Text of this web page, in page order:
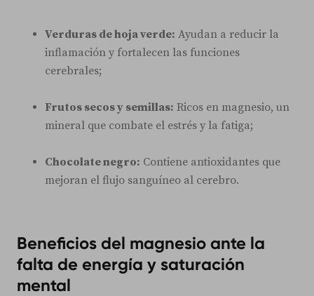
Verduras de hoja verde: Ayudan a reducir la
inflamación y fortalecen las funciones
cerebrales;
Frutos secos y semillas: Ricos en magnesio, un
mineral que combate el estrés y la fatiga;
Chocolate negro: Contiene antioxidantes que
mejoran el flujo sanguíneo al cerebro.
Beneficios del magnesio ante la
falta de energía y saturación
mental